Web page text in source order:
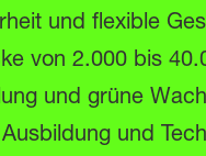
und flexible
von 2.000 bis
und grüne
und